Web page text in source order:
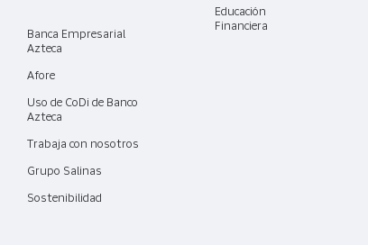
Banca Empresarial
Azteca
Afore
Uso de CoDi de Banco
Azteca
Trabaja con nosotros
Grupo Salinas
Sostenibilidad
Educación
Financiera